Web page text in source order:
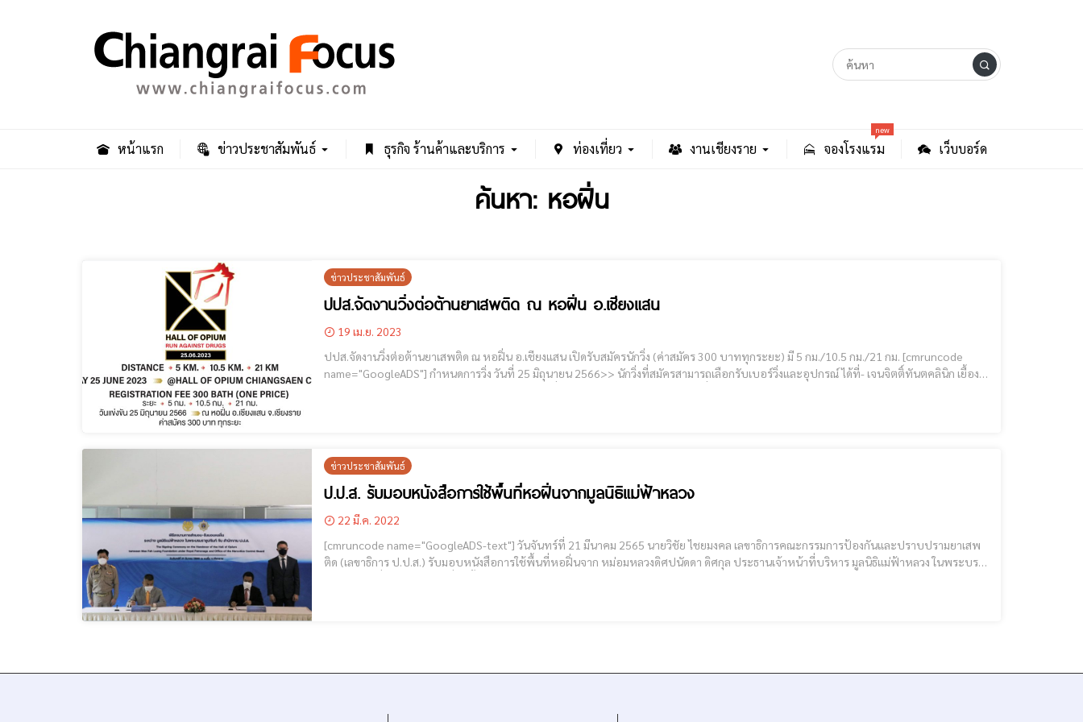
หน้าแรก ข่าวประชาสัมพันธ์ ธุรกิจ ร้านค้าและบริการ ท่องเที่ยว งานเชียงราย จองโรงแรม
new
เว็บบอร์ด
ค้นหา: หอฝิ่น
ข่าวประชาสัมพันธ์
ปปส.จัดงานวิ่งต่อต้านยาเสพติด ณ หอฝิ่น อ.เชียงแสน
19 เม.ย. 2023
ปปส.จัดงานวิ่งต่อต้านยาเสพติด ณ หอฝิ่น อ.เชียงแสน เปิดรับสมัครนักวิ่ง (ค่าสมัคร 300 บาททุกระยะ) มี 5 กม./10.5 กม./21 กม. [cmruncode
name="GoogleADS"] กำหนดการวิ่ง วันที่ 25 มิถุนายน 2566>> นักวิ่งที่สมัครสามารถเลือกรับเบอร์วิ่งและอุปกรณ์ ได้ที่- เจนจิตติ์ทันตคลินิก เยื้อง
ข่าวประชาสัมพันธ์
ป.ป.ส. รับมอบหนังสือการใช้พื้นที่หอฝิ่นจากมูลนิธิแม่ฟ้าหลวง
22 มี.ค. 2022
[cmruncode name="GoogleADS-text"] วันจันทร์ที่ 21 มีนาคม 2565 นายวิชัย ไชยมงคล เลขาธิการคณะกรรมการป้องกันและปราบปรามยาเสพ
ติด (เลขาธิการ ป.ป.ส.) รับมอบหนังสือการใช้พื้นที่หอฝิ่นจาก หม่อมหลวงดิศปนัดดา ดิศกุล ประธานเจ้าหน้าที่บริหาร มูลนิธิแม่ฟ้าหลวง ในพระบรม